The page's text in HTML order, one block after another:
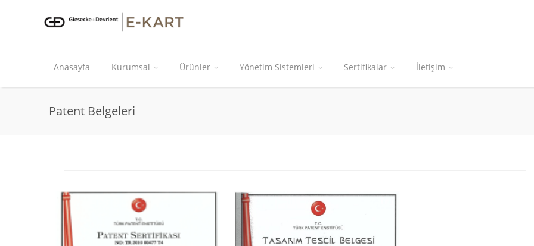
Anasayfa Kurumsal Ürünler Yönetim Sistemleri Sertifikalar İletişim
Patent Belgeleri